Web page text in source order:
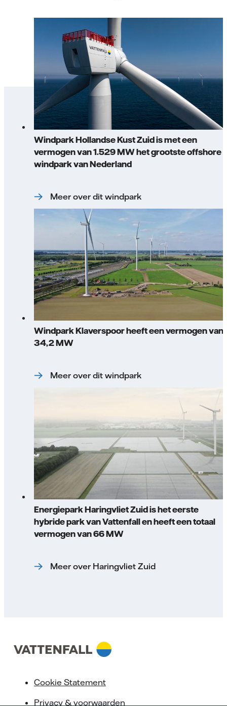
Windpark Hollandse Kust Zuid is met een
vermogen van 1.529 MW het grootste offshore
windpark van Nederland
Meer over dit windpark
Windpark Klaverspoor heeft een vermogen van
34,2 MW
Meer over dit windpark
Energiepark Haringvliet Zuid is het eerste
hybride park van Vattenfall en heeft een totaal
vermogen van 66 MW
Meer over Haringvliet Zuid
Cookie Statement
Privacy & voorwaarden